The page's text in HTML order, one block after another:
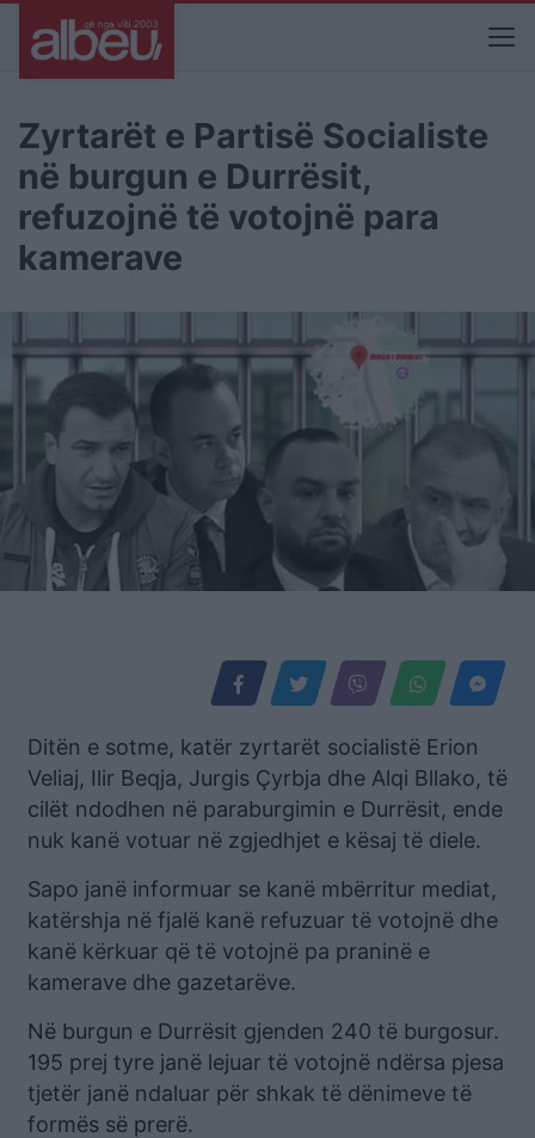
Zyrtarët e Partisë Socialiste
në burgun e Durrësit,
refuzojnë të votojnë para
kamerave
Ditën e sotme, katër zyrtarët socialistë Erion
Veliaj, Ilir Beqja, Jurgis Çyrbja dhe Alqi Bllako, të
cilët ndodhen në paraburgimin e Durrësit, ende
nuk kanë votuar në zgjedhjet e kësaj të diele.
Sapo janë informuar se kanë mbërritur mediat,
katërshja në fjalë kanë refuzuar të votojnë dhe
kanë kërkuar që të votojnë pa praninë e
kamerave dhe gazetarëve.
Në burgun e Durrësit gjenden 240 të burgosur.
195 prej tyre janë lejuar të votojnë ndërsa pjesa
tjetër janë ndaluar për shkak të dënimeve të
formës së prerë.